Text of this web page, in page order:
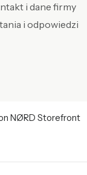
i dane firmy
i odpowiedzi
NØRD Storefront